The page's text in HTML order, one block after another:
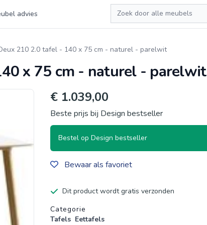
advies
Zoeken
210 2.0 tafel - 140 x 75 cm - naturel - parelwit
x 75 cm - naturel - parelwit
€ 1.039,00
Beste prijs bij Design bestseller
Bestel op Design bestseller
Bewaar als favoriet
Dit product wordt gratis verzonden
Productgegevens
Categorie
Tafels Eettafels